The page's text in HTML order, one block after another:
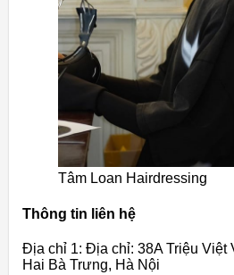
Tâm Loan Hairdressing
Thông tin liên hệ
Địa chỉ 1: Địa chỉ: 38A Triệu Việt
Hai Bà Trưng, Hà Nội